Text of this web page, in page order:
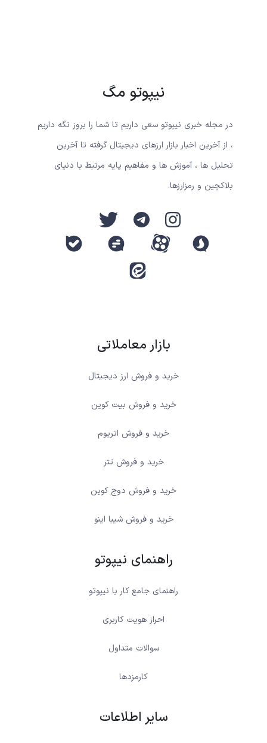
نیپوتو مگ
در مجله خبری نیپوتو سعی داریم تا شما را بروز نگه داریم
، از آخرین اخبار بازار ارزهای دیجیتال گرفته تا آخرین
تحلیل ها ، آموزش ها و مفاهیم پایه مرتبط با دنیای
بلاکچین و رمزارزها.
بازار معاملاتی
خرید و فروش ارز دیجیتال
خرید و فروش بیت کوین
خرید و فروش اتریوم
خرید و فروش تتر
خرید و فروش دوج کوین
خرید و فروش شیبا اینو
راهنمای نیپوتو
راهنمای جامع کار با نیپوتو
احراز هویت کاربری
سوالات متداول
کارمزدها
سایر اطلاعات